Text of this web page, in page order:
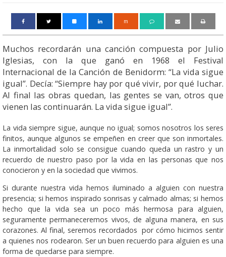
m
Muchos recordarán una canción compuesta por Julio
Iglesias, con la que ganó en 1968 el Festival
Internacional de la Canción de Benidorm: “La vida sigue
igual”. Decía: “Siempre hay por qué vivir, por qué luchar.
Al final las obras quedan, las gentes se van, otros que
vienen las continuarán. La vida sigue igual”.
La vida siempre sigue, aunque no igual; somos nosotros los seres
finitos, aunque algunos se empeñen en creer que son inmortales.
La inmortalidad solo se consigue cuando queda un rastro y un
recuerdo de nuestro paso por la vida en las personas que nos
conocieron y en la sociedad que vivimos.
Si durante nuestra vida hemos iluminado a alguien con nuestra
presencia; si hemos inspirado sonrisas y calmado almas; si hemos
hecho que la vida sea un poco más hermosa para alguien,
seguramente permaneceremos vi­vos, de alguna manera, en sus
co­razones. Al final, seremos recordados por cómo hicimos sentir
a quienes nos rodearon. Ser un buen recuerdo para alguien es una
forma de quedarse para siempre.